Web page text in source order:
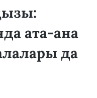
ата-ана
да